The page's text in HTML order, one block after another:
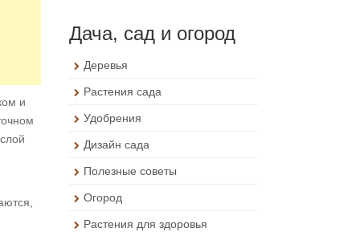
и
Дача, сад и огород
Деревья
Растения сада
Удобрения
Дизайн сада
Полезные советы
Огород
Растения для здоровья